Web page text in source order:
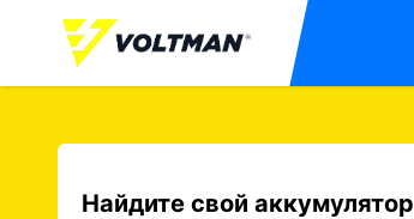
Найдите свой аккумулятор